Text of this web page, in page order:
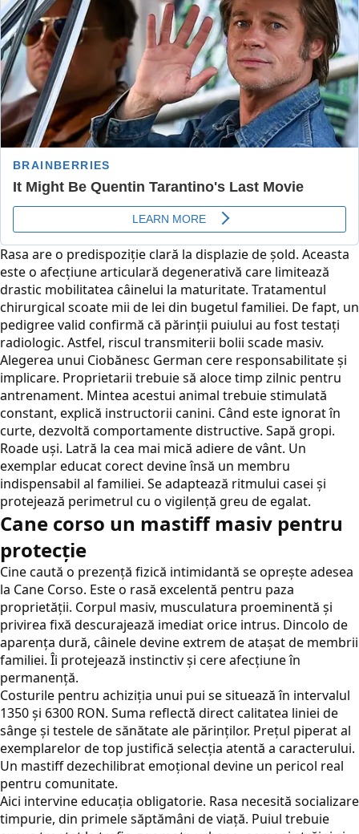
Rasa are o predispoziție clară la displazie de șold. Aceasta
este o afecțiune articulară degenerativă care limitează
drastic mobilitatea câinelui la maturitate. Tratamentul
chirurgical scoate mii de lei din bugetul familiei. De fapt, un
pedigree valid confirmă că părinții puiului au fost testați
radiologic. Astfel, riscul transmiterii bolii scade masiv.
Alegerea unui Ciobănesc German cere responsabilitate și
implicare. Proprietarii trebuie să aloce timp zilnic pentru
antrenament. Mintea acestui animal trebuie stimulată
constant, explică instructorii canini. Când este ignorat în
curte, dezvoltă comportamente distructive. Sapă gropi.
Roade uși. Latră la cea mai mică adiere de vânt. Un
exemplar educat corect devine însă un membru
indispensabil al familiei. Se adaptează ritmului casei și
protejează perimetrul cu o vigilență greu de egalat.
Cane corso un mastiff masiv pentru
protecție
Cine caută o prezență fizică intimidantă se oprește adesea
la Cane Corso. Este o rasă excelentă pentru paza
proprietății. Corpul masiv, musculatura proeminentă și
privirea fixă descurajează imediat orice intrus. Dincolo de
aparența dură, câinele devine extrem de atașat de membrii
familiei. Îi protejează instinctiv și cere afecțiune în
permanență.
Costurile pentru achiziția unui pui se situează în intervalul
1350 și 6300 RON. Suma reflectă direct calitatea liniei de
sânge și testele de sănătate ale părinților. Prețul piperat al
exemplarelor de top justifică selecția atentă a caracterului.
Un mastiff dezechilibrat emoțional devine un pericol real
pentru comunitate.
Aici intervine educația obligatorie. Rasa necesită socializare
timpurie, din primele săptămâni de viață. Puiul trebuie